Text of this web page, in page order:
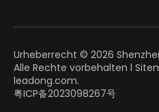
Urheberrecht © 2026
Alle Rechte vorbehalten l
leadong.com.
粤ICP备2023098267号